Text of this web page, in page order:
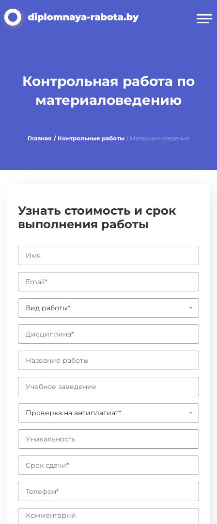
Контрольная работа по
материаловедению
Главная / Контрольные работы / Материаловедение
Узнать стоимость и срок
выполнения работы